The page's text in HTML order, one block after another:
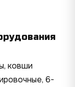
ковши
6-